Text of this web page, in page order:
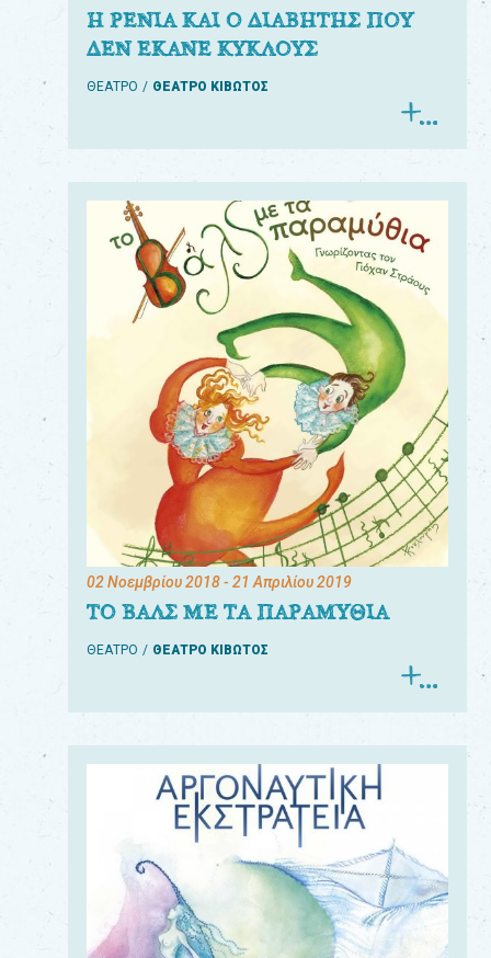
Η ΡΕΝΙΑ ΚΑΙ Ο ΔΙΑΒΗΤΗΣ ΠΟΥ
ΔΕΝ ΕΚΑΝΕ ΚΥΚΛΟΥΣ
ΘΕΑΤΡΟ ΘΕΑΤΡΟ ΚΙΒΩΤΟΣ
02 Νοεμβρίου 2018- 21 Απριλίου 2019
ΤΟ ΒΑΛΣ ΜΕ ΤΑ ΠΑΡΑΜΥΘΙΑ
ΘΕΑΤΡΟ ΘΕΑΤΡΟ ΚΙΒΩΤΟΣ